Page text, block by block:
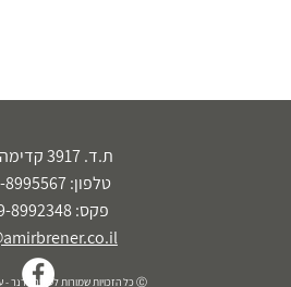
ת.ד. 3917 קדימה 60920
טלפון: 972-9-8995567+
פקס: 972-9-8992348+
Ⓒ כל הזכויות שמורות לעמיר ברנר - עיצוב תאורה בע"מ